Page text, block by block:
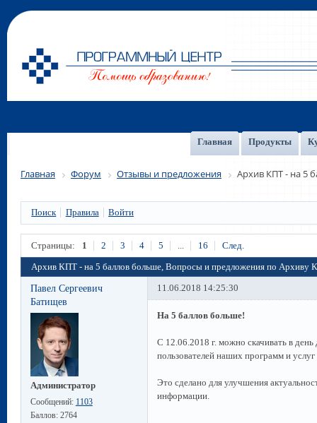
Главная Продукты
Главная Форум Отзывы и предложения Архив КПТ - на 5
Поиск Правила Войти
Страницы: 1 2 3 4 5 16 След.
Архив КПТ - на 5 баллов больше, Вопросы и предложения по Архиву
Павел Сергеевич
Батищев
Администратор
Сообщений: 1103
Баллов: 2764
11.06.2018 14:25:30
На 5 баллов больше!
С 12.06.2018 г. можно скачивать в
пользователей наших программ и
Это сделано для улучшения
информации.